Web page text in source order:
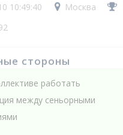
10:49:40
Москва
стороны
работать
между сеньорными